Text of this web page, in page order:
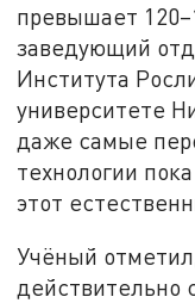
превышает
заведующий
Института
университете
даже самые
технологии
этот
Учёный
действительно